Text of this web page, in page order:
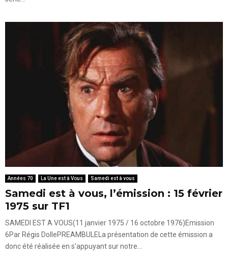
Années 70 La Une est à Vous Samedi est à vous
Samedi est à vous, l’émission : 15 février
1975 sur TF1
SAMEDI EST A VOUS(11 janvier 1975 / 16 octobre 1976)Emission
6Par Régis DollePREAMBULELa présentation de cette émission a
donc été réalisée en s'appuyant sur notre...